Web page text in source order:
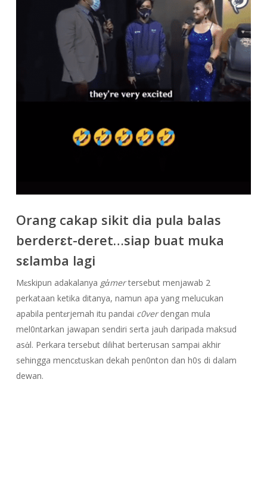
Orang cakap sikit dia pula balas
berderɛt-deret…siap buat muka
sɛlamba lagi
Mɛskipun adakalanya gἀmertersebut menjawab 2
perkataan ketika ditanya, namun apa yang melucukan
apabila pentɛrjemah itu pandai c0verdengan mula
mel0ntarkan jawapan sendiri serta jauh daripada maksud
asἀl. Perkara tersebut dilihat berterusan sampai akhir
sehingga mencɛtuskan dekah pen0nton dan h0s di dalam
dewan.